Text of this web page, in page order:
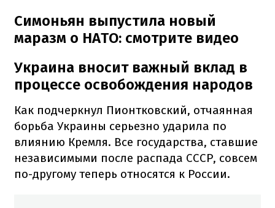
Симоньян выпустила новый
маразм о НАТО: смотрите видео
Украина вносит важный вклад в
процессе освобождения народов
Как подчеркнул Пионтковский, отчаянная
борьба Украины серьезно ударила по
влиянию Кремля. Все государства, ставшие
независимыми после распада СССР, совсем
по-другому теперь относятся к России.